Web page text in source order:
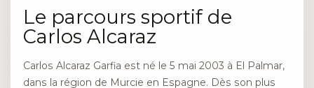
Le parcours sportif de
Carlos Alcaraz
Carlos Alcaraz Garfia est né le 5 mai 2003 à El Palmar,
dans la région de Murcie en Espagne. Dès son plus